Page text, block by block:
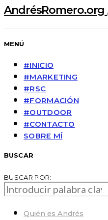
AndrésRomero.org
MENÚ
#INICIO
#MARKETING
#RSC
#FORMACIÓN
#OUTDOOR
#CONTACTO
SOBRE MÍ
BUSCAR
BUSCAR POR:
Quién es Andrés